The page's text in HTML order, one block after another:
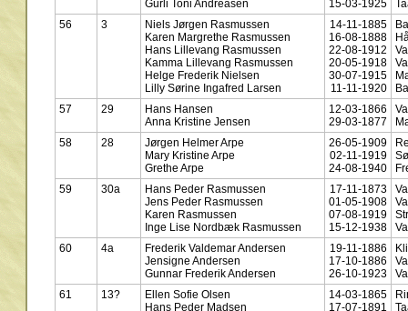
Gurli Toni Andreasen
15-03-1925
56
3
Niels Jørgen Rasmussen
Karen Margrethe Rasmussen
Hans Lillevang Rasmussen
Kamma Lillevang Rasmussen
Helge Frederik Nielsen
Lilly Sørine Ingafred Larsen
14-11-1885
16-08-1888
22-08-1912
20-05-1918
30-07-1915
11-11-1920
57
29
Hans Hansen
Anna Kristine Jensen
12-03-1866
29-03-1877
58
28
Jørgen Helmer Arpe
Mary Kristine Arpe
Grethe Arpe
26-05-1909
02-11-1919
24-08-1940
59
30a
Hans Peder Rasmussen
Jens Peder Rasmussen
Karen Rasmussen
Inge Lise Nordbæk Rasmussen
17-11-1873
01-05-1908
07-08-1919
15-12-1938
60
4a
Frederik Valdemar Andersen
Jensigne Andersen
Gunnar Frederik Andersen
19-11-1886
17-10-1886
26-10-1923
61
13?
Ellen Sofie Olsen
Hans Peder Madsen
14-03-1865
17-07-1891